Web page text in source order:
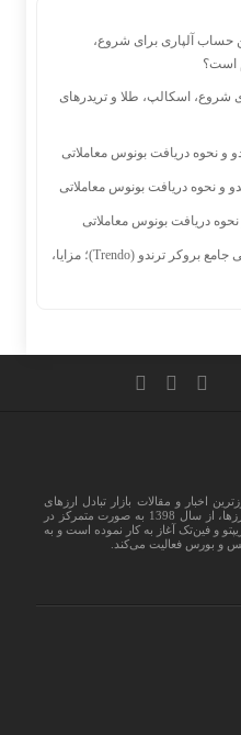
حساب آلپاری برای شروع،
است؟
شروع، اسکالپ، طلا و تریدرهای
و نحوه دریافت بونوس معاملاتی
و نحوه دریافت بونوس معاملاتی
نحوه دریافت بونوس معاملاتی
بررسی جامع بروکر ترندو (Trendo)؛ مزایا،
اخبار و مقالات بازار تبادل ارزهای
خارجی، اقتصاد دیجیتال، بلاکچین و رمزارزها، از سال 1398 به صورت متمرکز در
و فین‌تک آغاز به کار نموده است و به
و بورس فعالیت می‌کند.